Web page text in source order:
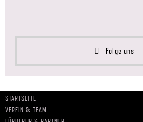
Folge uns
STARTSEITE
VEREIN & TEAM